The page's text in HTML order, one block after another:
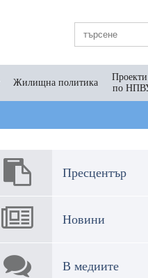
Жилищна политика
Проекти
по
Пресцентър
Новини
В медиите